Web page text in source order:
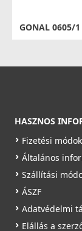
GONAL 0605/
HASZNOS
Fizetési módok
Általános
Szállítási
ÁSZF
Adatvédelmi
Elállás a